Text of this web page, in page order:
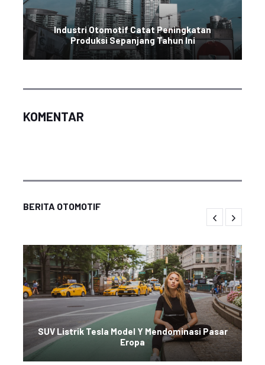
Industri Otomotif Catat Peningkatan
Produksi Sepanjang Tahun Ini
KOMENTAR
BERITA OTOMOTIF
SUV Listrik Tesla Model Y Mendominasi Pasar
Eropa